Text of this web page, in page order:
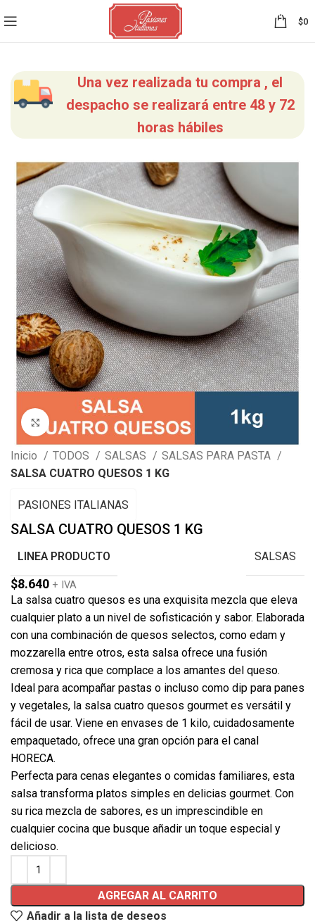
0
$0
Una vez realizada tu compra , el
despacho se realizará entre 48 y 72
horas hábiles
Clic para ampliar
Inicio TODOS SALSAS
SALSAS PARA PASTA
SALSA CUATRO QUESOS 1 KG
SALSA CUATRO QUESOS 1 KG
PASIONES ITALIANAS
LINEA PRODUCTO SALSAS
$8.640 + IVA
La salsa cuatro quesos es una exquisita mezcla que eleva
cualquier plato a un nivel de sofisticación y sabor. Elaborada
con una combinación de quesos selectos, como edam y
mozzarella entre otros, esta salsa ofrece una fusión
cremosa y rica que complace a los amantes del queso.
Ideal para acompañar pastas o incluso como dip para panes
y vegetales, la salsa cuatro quesos gourmet es versátil y
fácil de usar. Viene en envases de 1 kilo, cuidadosamente
empaquetado, ofrece una gran opción para el canal
HORECA.
Perfecta para cenas elegantes o comidas familiares, esta
salsa transforma platos simples en delicias gourmet. Con
su rica mezcla de sabores, es un imprescindible en
cualquier cocina que busque añadir un toque especial y
delicioso.
AGREGAR AL CARRITO
Añadir a la lista de deseos